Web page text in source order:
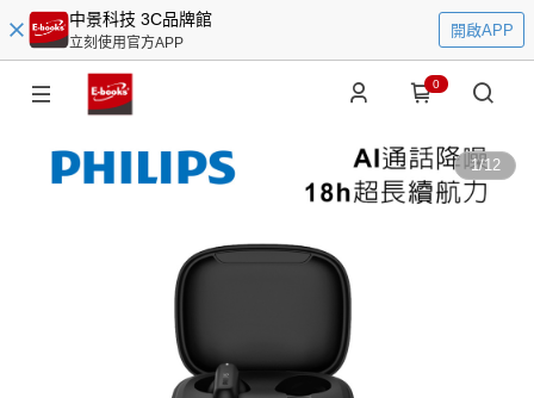
中景科技 3C品牌館
立刻使用官方APP
開啟APP
0
1/12